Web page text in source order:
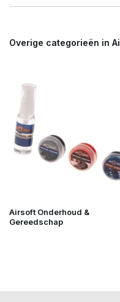
Overige categorieën in
Airsoft Onderhoud &
Gereedschap